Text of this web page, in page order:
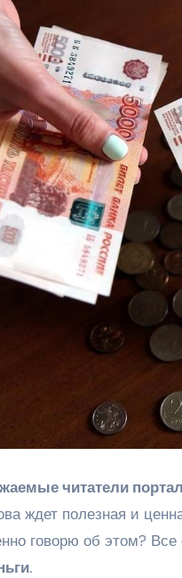
читатели
ждет полезная и
говорю об этом?
.